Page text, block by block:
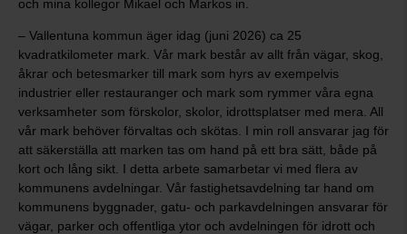
och mina kollegor Mikael och Markos in.
– Vallentuna kommun äger idag (juni 2026) ca 25
kvadratkilometer mark. Vår mark består av allt från vägar, skog,
åkrar och betesmarker till mark som hyrs av exempelvis
industrier eller restauranger och mark som rymmer våra egna
verksamheter som förskolor, skolor, idrottsplatser med mera. All
vår mark behöver förvaltas och skötas. I min roll ansvarar jag för
att säkerställa att marken tas om hand på ett bra sätt, både på
kort och lång sikt. I detta arbete samarbetar vi med flera av
kommunens avdelningar. Vår fastighetsavdelning tar hand om
kommunens byggnader, gatu- och parkavdelningen ansvarar för
vägar, parker och offentliga ytor och avdelningen för idrott och